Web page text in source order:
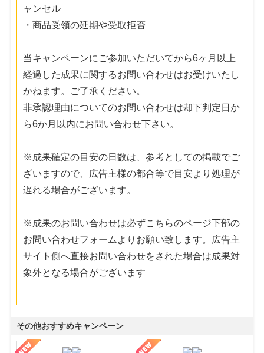
ャンセル
・商品受領の延期や受取拒否
当キャンペーンにご参加いただいてから6ヶ月以上
経過した成果に関するお問い合わせはお受けいたし
かねます。ご了承ください。
非承認理由についてのお問い合わせは却下判定日か
ら6か月以内にお問い合わせ下さい。
※成果確定の目安の日数は、参考としての掲載でご
ざいますので、広告主様の都合等で目安より処理が
遅れる場合がございます。
※成果のお問い合わせは必ずこちらのページ下部の
お問い合わせフォームよりお願い致します。広告主
サイト側へ直接お問い合わせをされた場合は成果対
象外となる場合がございます
その他おすすめキャンペーン